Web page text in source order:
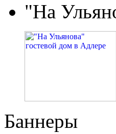
"На
Баннеры